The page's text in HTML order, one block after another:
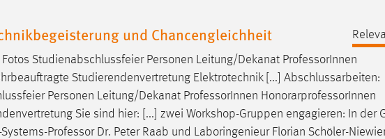
und Chancengleichheit
Studienabschlussfeier Personen Leitung/Dekanat ProfessorInnen
Studierendenvertretung Elektrotechnik [...] Abschlussarbeiten:
Personen Leitung/Dekanat ProfessorInnen HonorarprofessorInnen
Sie sind hier: [...] zwei Workshop-Gruppen engagieren: In der
ProfessorDr. Peter Raab und Laboringenieur Florian Schöler-